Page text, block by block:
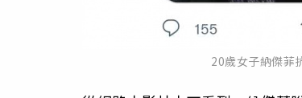
20歲女子納傑菲